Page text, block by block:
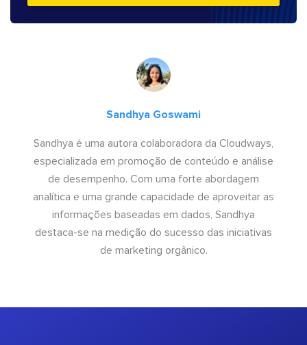
Sandhya Goswami
Sandhya é uma autora colaboradora da Cloudways,
especializada em promoção de conteúdo e análise
de desempenho. Com uma forte abordagem
analítica e uma grande capacidade de aproveitar as
informações baseadas em dados, Sandhya
destaca-se na medição do sucesso das iniciativas
de marketing orgânico.